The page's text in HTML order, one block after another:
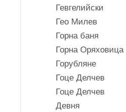
Гевгелийски
Гео Милев
Горна баня
Горна Оряховица
Горубляне
Гоце Делчев
Гоце Делчев
Девня